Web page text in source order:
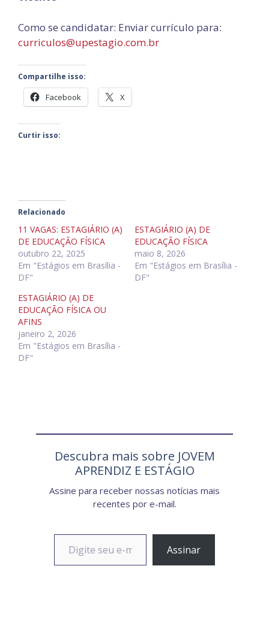
Como se candidatar: Enviar currículo para:
curriculos@upestagio.com.br
Compartilhe isso:
Facebook X
Curtir isso:
Relacionado
11 VAGAS: ESTAGIÁRIO (A)
DE EDUCAÇÃO FÍSICA
outubro 22, 2025
Em "Estágios em Brasília -
DF"
ESTAGIÁRIO (A) DE
EDUCAÇÃO FÍSICA
maio 8, 2026
Em "Estágios em Brasília -
DF"
ESTAGIÁRIO (A) DE
EDUCAÇÃO FÍSICA OU
AFINS
janeiro 2, 2026
Em "Estágios em Brasília -
DF"
Descubra mais sobre JOVEM
APRENDIZ E ESTÁGIO
Assine para receber nossas notícias mais
recentes por e-mail.
Digite seu e-mail…
Assinar